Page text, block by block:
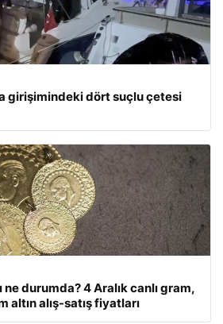
girişimindeki dört suçlu çetesi
ne durumda? 4 Aralık canlı gram,
altın alış-satış fiyatları